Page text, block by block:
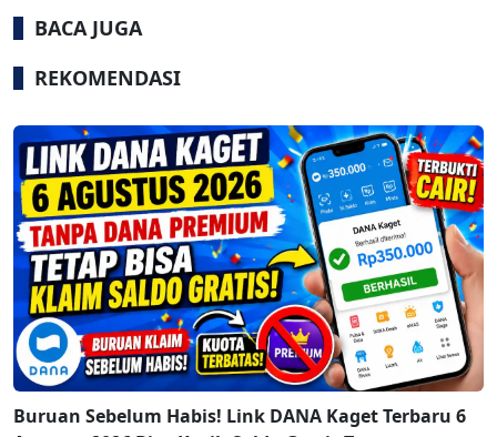
BACA JUGA
REKOMENDASI
Buruan Sebelum Habis! Link DANA Kaget Terbaru 6